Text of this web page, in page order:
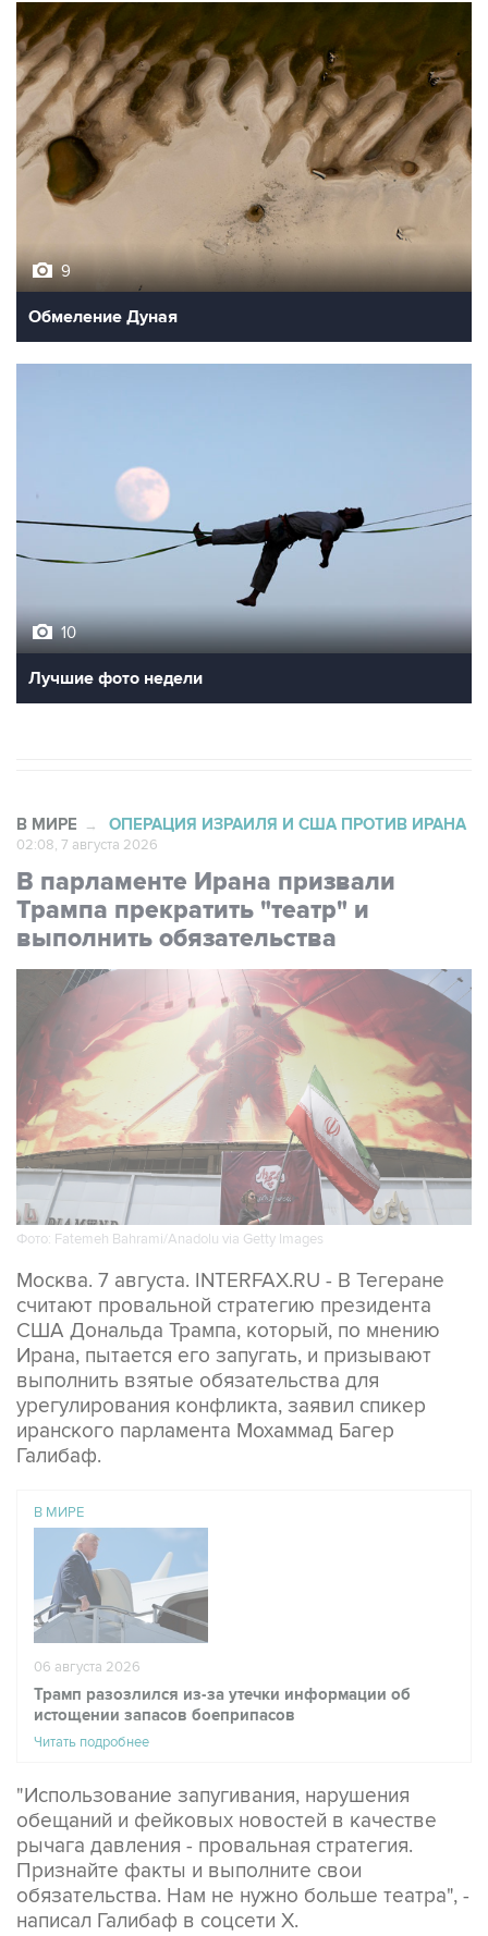
9
Обмеление Дуная
10
Лучшие фото недели
В МИРЕ → ОПЕРАЦИЯ ИЗРАИЛЯ И США ПРОТИВ ИРАНА
02:08, 7 августа 2026
В парламенте Ирана призвали
Трампа прекратить "театр" и
выполнить обязательства
Фото: Fatemeh Bahrami/Anadolu via Getty Images
Москва. 7 августа. INTERFAX.RU - В Тегеране
считают провальной стратегию президента
США Дональда Трампа, который, по мнению
Ирана, пытается его запугать, и призывают
выполнить взятые обязательства для
урегулирования конфликта, заявил спикер
иранского парламента Мохаммад Багер
Галибаф.
В МИРЕ
06 августа 2026
Трамп разозлился из-за утечки информации об
истощении запасов боеприпасов
Читать подробнее
"Использование запугивания, нарушения
обещаний и фейковых новостей в качестве
рычага давления - провальная стратегия.
Признайте факты и выполните свои
обязательства. Нам не нужно больше театра", -
написал Галибаф в соцсети X.